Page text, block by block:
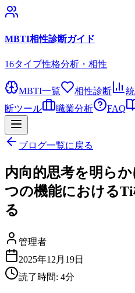
MBTI相性診断ガイド
16タイプ性格分析・相性
MBTI一覧 相性診断
断ツール
職業分析 FAQ
ブログ一覧に戻る
内向的思考を明ら
つの機能における
る
管理者
2025年12月19日
読了時間: 4分